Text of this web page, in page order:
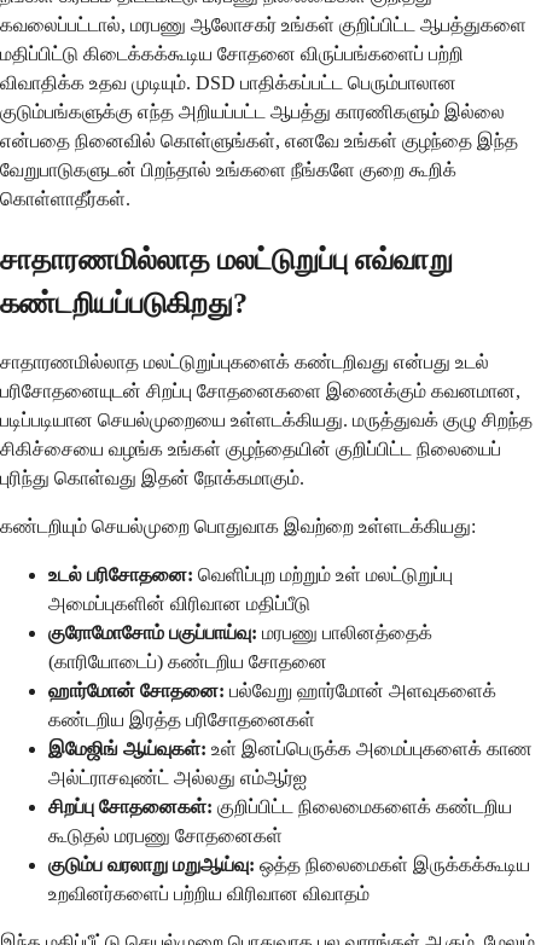
கவலைப்பட்டால், மரபணு ஆலோசகர் உங்கள் குறிப்பிட்ட ஆபத்துகளை
மதிப்பிட்டு கிடைக்கக்கூடிய சோதனை விருப்பங்களைப் பற்றி
விவாதிக்க உதவ முடியும். DSD பாதிக்கப்பட்ட பெரும்பாலான
குடும்பங்களுக்கு எந்த அறியப்பட்ட ஆபத்து காரணிகளும் இல்லை
என்பதை நினைவில் கொள்ளுங்கள், எனவே உங்கள் குழந்தை இந்த
வேறுபாடுகளுடன் பிறந்தால் உங்களை நீங்களே குறை கூறிக்
கொள்ளாதீர்கள்.
சாதாரணமில்லாத மலட்டுறுப்பு எவ்வாறு
கண்டறியப்படுகிறது?
சாதாரணமில்லாத மலட்டுறுப்புகளைக் கண்டறிவது என்பது உடல்
பரிசோதனையுடன் சிறப்பு சோதனைகளை இணைக்கும் கவனமான,
படிப்படியான செயல்முறையை உள்ளடக்கியது. மருத்துவக் குழு சிறந்த
சிகிச்சையை வழங்க உங்கள் குழந்தையின் குறிப்பிட்ட நிலையைப்
புரிந்து கொள்வது இதன் நோக்கமாகும்.
கண்டறியும் செயல்முறை பொதுவாக இவற்றை உள்ளடக்கியது:
உடல் பரிசோதனை: வெளிப்புற மற்றும் உள் மலட்டுறுப்பு
அமைப்புகளின் விரிவான மதிப்பீடு
குரோமோசோம் பகுப்பாய்வு: மரபணு பாலினத்தைக்
(காரியோடைப்) கண்டறிய சோதனை
ஹார்மோன் சோதனை: பல்வேறு ஹார்மோன் அளவுகளைக்
கண்டறிய இரத்த பரிசோதனைகள்
இமேஜிங் ஆய்வுகள்: உள் இனப்பெருக்க அமைப்புகளைக் காண
அல்ட்ராசவுண்ட் அல்லது எம்ஆர்ஐ
சிறப்பு சோதனைகள்: குறிப்பிட்ட நிலைமைகளைக் கண்டறிய
கூடுதல் மரபணு சோதனைகள்
குடும்ப வரலாறு மறுஆய்வு: ஒத்த நிலைமைகள் இருக்கக்கூடிய
உறவினர்களைப் பற்றிய விரிவான விவாதம்